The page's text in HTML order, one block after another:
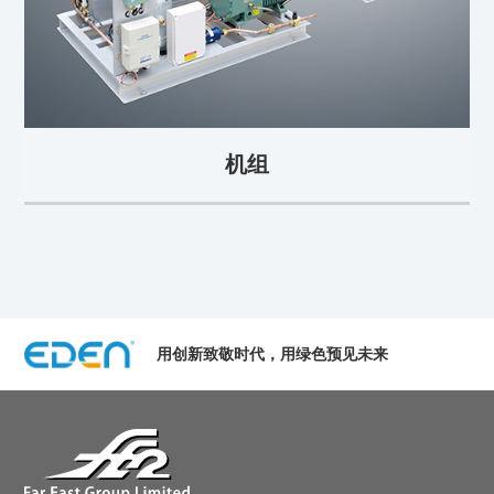
机组
用创新致敬时代，用绿色预见未来